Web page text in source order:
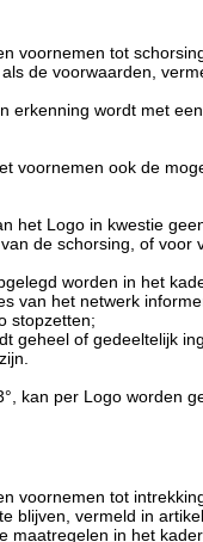
voornemen tot
de voorwaarden,
erkenning wordt met
voornemen ook de
het Logo in kwestie
de schorsing, of
worden in het
van het netwerk
stopzetten;
geheel of gedeeltelijk
kan per Logo worden
voornemen tot
blijven, vermeld in
maatregelen in het